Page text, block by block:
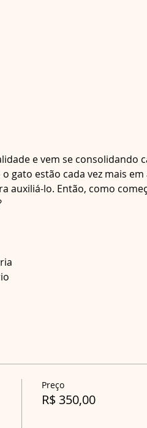
e vem se consolidando
gato estão cada vez mais
auxiliá-lo. Então, como
Preço
R$ 350,00